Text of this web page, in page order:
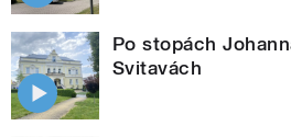
Po stopách
Svitavách